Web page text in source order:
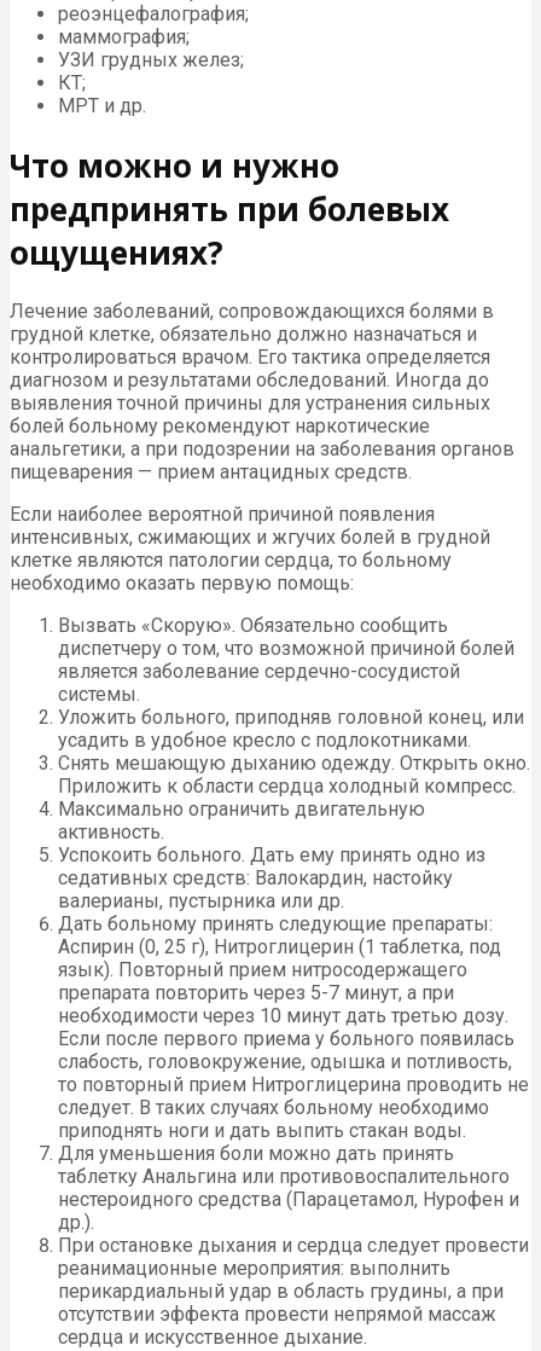
реоэнцефалография;
маммография;
УЗИ грудных желез;
КТ;
МРТ и др.
Что можно и нужно
предпринять при болевых
ощущениях?
Лечение заболеваний, сопровождающихся болями в
грудной клетке, обязательно должно назначаться и
контролироваться врачом. Его тактика определяется
диагнозом и результатами обследований. Иногда до
выявления точной причины для устранения сильных
болей больному рекомендуют наркотические
анальгетики, а при подозрении на заболевания органов
пищеварения — прием антацидных средств.
Если наиболее вероятной причиной появления
интенсивных, сжимающих и жгучих болей в грудной
клетке являются патологии сердца, то больному
необходимо оказать первую помощь:
Вызвать «Скорую». Обязательно сообщить
диспетчеру о том, что возможной причиной болей
является заболевание сердечно-сосудистой
системы.
Уложить больного, приподняв головной конец, или
усадить в удобное кресло с подлокотниками.
Снять мешающую дыханию одежду. Открыть окно.
Приложить к области сердца холодный компресс.
Максимально ограничить двигательную
активность.
Успокоить больного. Дать ему принять одно из
седативных средств: Валокардин, настойку
валерианы, пустырника или др.
Дать больному принять следующие препараты:
Аспирин (0, 25 г), Нитроглицерин (1 таблетка, под
язык). Повторный прием нитросодержащего
препарата повторить через 5-7 минут, а при
необходимости через 10 минут дать третью дозу.
Если после первого приема у больного появилась
слабость, головокружение, одышка и потливость,
то повторный прием Нитроглицерина проводить не
следует. В таких случаях больному необходимо
приподнять ноги и дать выпить стакан воды.
Для уменьшения боли можно дать принять
таблетку Анальгина или противовоспалительного
нестероидного средства (Парацетамол, Нурофен и
др.).
При остановке дыхания и сердца следует провести
реанимационные мероприятия: выполнить
перикардиальный удар в область грудины, а при
отсутствии эффекта провести непрямой массаж
сердца и искусственное дыхание.